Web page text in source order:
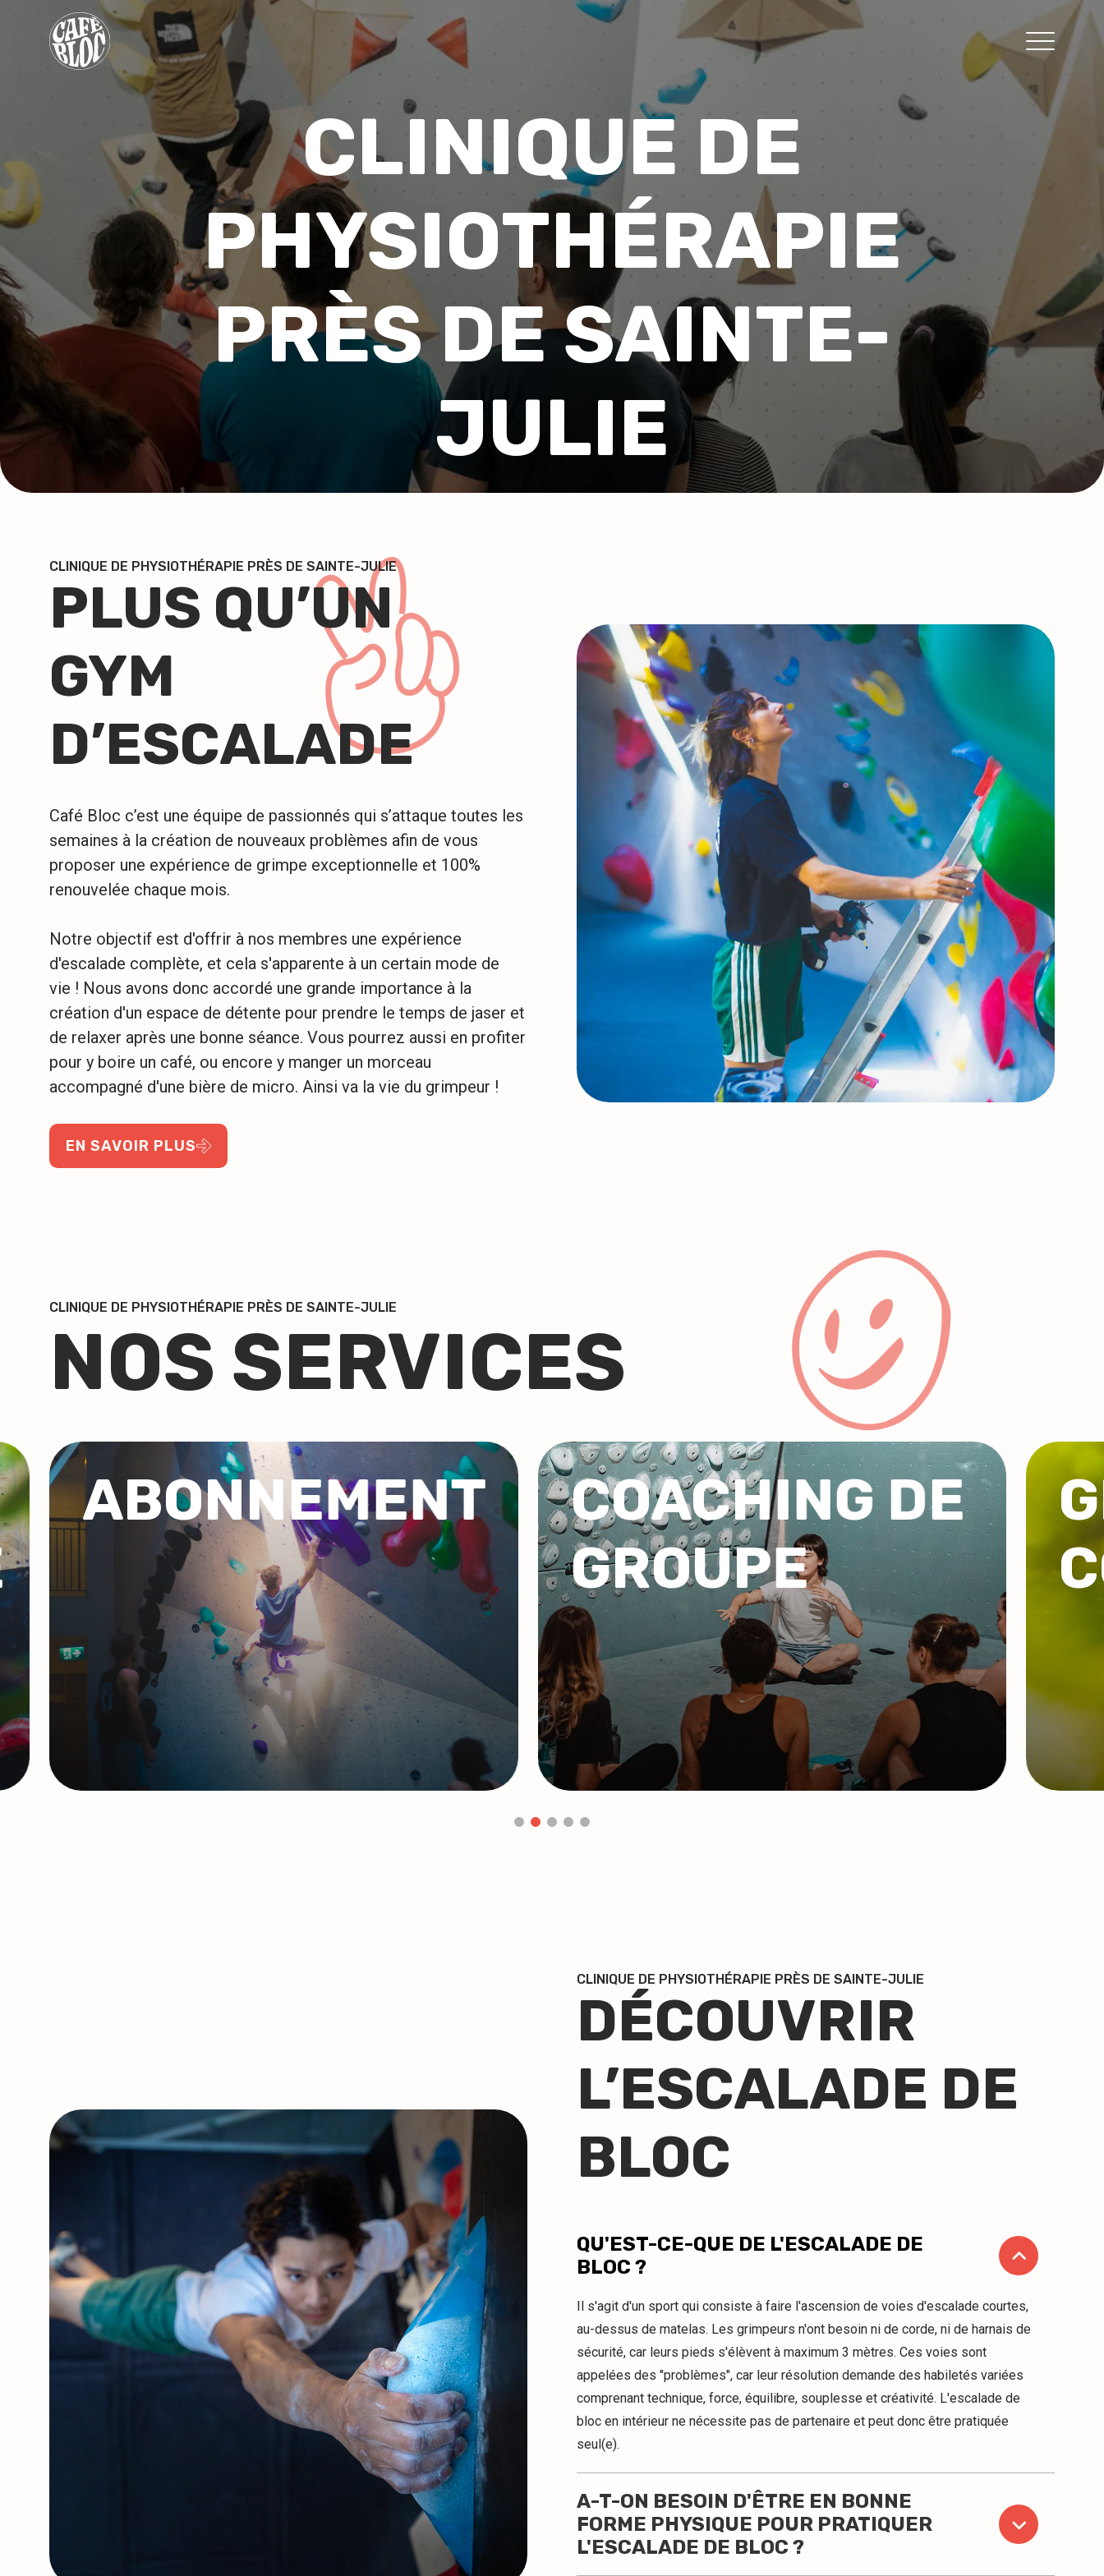
ÉVÉNEMENTS & PROMOS
THÉRAPEUTES
CONTACT
MON ABONNEMENT
CONSENTEMENT
CLINIQUE DE
PHYSIOTHÉRAPIE
PRÈS DE SAINTE-
JULIE
CLINIQUE DE PHYSIOTHÉRAPIE PRÈS DE SAINTE-JULIE
PLUS QU’UN
GYM
D’ESCALADE
Café Bloc c’est une équipe de passionnés qui s’attaque toutes les
semaines à la création de nouveaux problèmes afin de vous
proposer une expérience de grimpe exceptionnelle et 100%
renouvelée chaque mois.
Notre objectif est d'offrir à nos membres une expérience
d'escalade complète, et cela s'apparente à un certain mode de
vie ! Nous avons donc accordé une grande importance à la
création d'un espace de détente pour prendre le temps de jaser et
de relaxer après une bonne séance. Vous pourrez aussi en profiter
pour y boire un café, ou encore y manger un morceau
accompagné d'une bière de micro. Ainsi va la vie du grimpeur !
EN SAVOIR PLUS
CLINIQUE DE PHYSIOTHÉRAPIE PRÈS DE SAINTE-JULIE
NOS SERVICES
COACHING DE
GROUPE
GROUPES /
CORPO
CLINIQUE DE PHYSIOTHÉRAPIE PRÈS DE SAINTE-JULIE
DÉCOUVRIR
L’ESCALADE DE
BLOC
QU'EST-CE-QUE DE L'ESCALADE DE
BLOC ?
Il s'agit d'un sport qui consiste à faire l'ascension de voies d'escalade courtes,
au-dessus de matelas. Les grimpeurs n'ont besoin ni de corde, ni de harnais de
sécurité, car leurs pieds s'élèvent à maximum 3 mètres. Ces voies sont
appelées des "problèmes", car leur résolution demande des habiletés variées
comprenant technique, force, équilibre, souplesse et créativité. L'escalade de
bloc en intérieur ne nécessite pas de partenaire et peut donc être pratiquée
seul(e).
A-T-ON BESOIN D'ÊTRE EN BONNE
FORME PHYSIQUE POUR PRATIQUER
L'ESCALADE DE BLOC ?